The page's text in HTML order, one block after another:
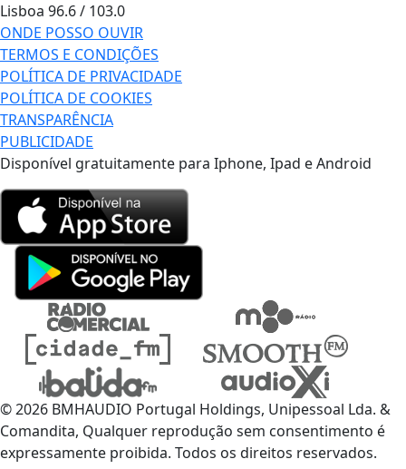
Lisboa 96.6 / 103.0
ONDE POSSO OUVIR
TERMOS E CONDIÇÕES
POLÍTICA DE PRIVACIDADE
POLÍTICA DE COOKIES
TRANSPARÊNCIA
PUBLICIDADE
Disponível gratuitamente para Iphone, Ipad e Android
© 2026 BMHAUDIO Portugal Holdings, Unipessoal Lda. &
Comandita, Qualquer reprodução sem consentimento é
expressamente proibida. Todos os direitos reservados.